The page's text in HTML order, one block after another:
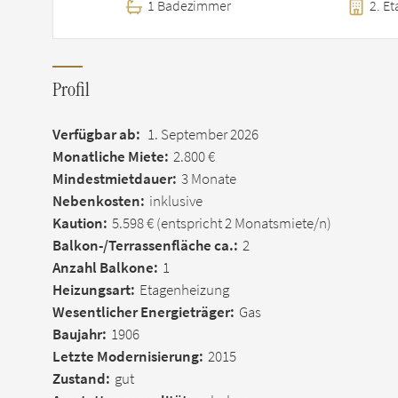
1 Badezimmer 2.
Profil
Verfügbar ab: 1. September 2026
Monatliche Miete: 2.800 €
Mindestmietdauer: 3 Monate
Nebenkosten: inklusive
Kaution: 5.598 €(entspricht 2 Monatsmiete/n)
Balkon-/Terrassen­fläche ca.: 2
Anzahl Balkone: 1
Heizungsart: Etagenheizung
Wesentlicher Energieträger: Gas
Baujahr: 1906
Letzte Modernisierung: 2015
Zustand: gut